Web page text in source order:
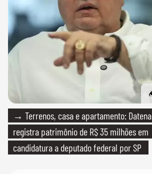
→ Terrenos, casa e apartamento: Datena
registra patrimônio de R$ 35 milhões em
candidatura a deputado federal por SP